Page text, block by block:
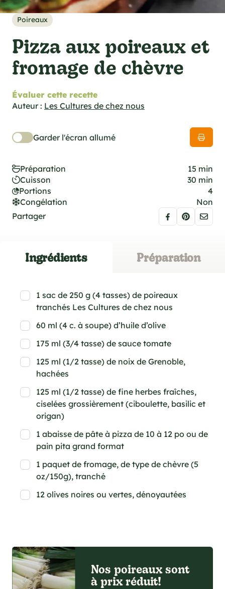
techniques
foodiePoireaux
Pizza aux poireaux et
fromage de chèvre
Évaluer cette recette
Auteur : Les Cultures de chez nous
Garder l'écran allumé
Préparation
15 min
Cuisson
30 min
Portions
4
Congélation
Non
Partager
Ingrédients Préparation
1 sac de 250 g (4 tasses) de poireaux
tranchés Les Cultures de chez nous
60 ml (4 c. à soupe) d’huile d’olive
175 ml (3/4 tasse) de sauce tomate
125 ml (1/2 tasse) de noix de Grenoble,
hachées
125 ml (1/2 tasse) de fine herbes fraîches,
ciselées grossièrement (ciboulette, basilic et
origan)
1 abaisse de pâte à pizza de 10 à 12 po ou de
pain pita grand format
1 paquet de fromage, de type de chèvre (5
oz/150g), tranché
12 olives noires ou vertes, dénoyautées
Nos poireaux sont
à prix réduit!